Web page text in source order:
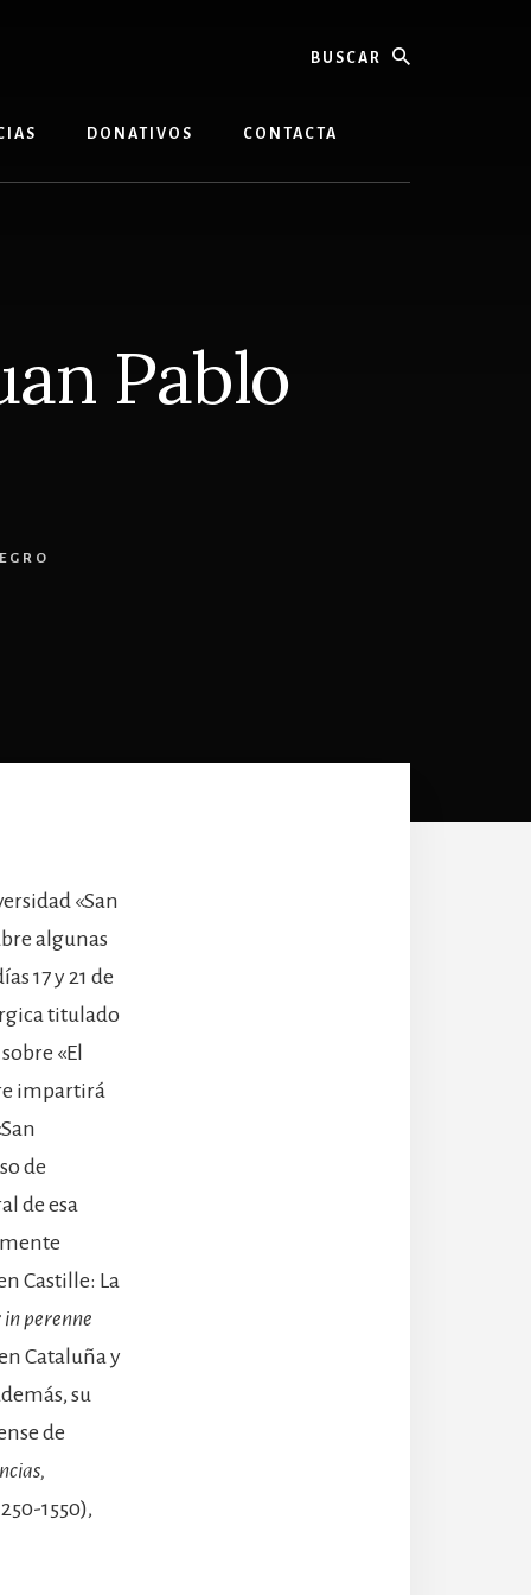
DONATIVOS CONTACTA
Pablo
«San
algunas
17 y 21 de
titulado
«El
impartirá
de
de esa
Castille: La
perenne
Cataluña y
su
de
1550),